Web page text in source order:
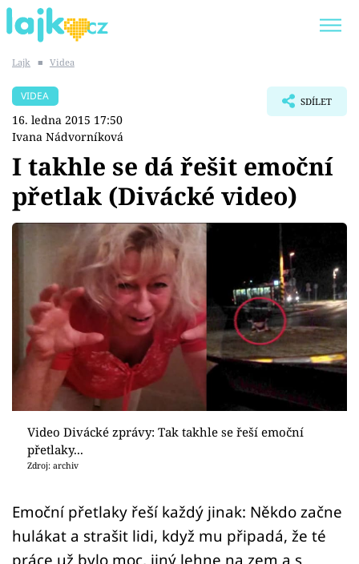
SHOPAHOLICADEL
Témata
Showbyznys
Youtubeři
Virály
Sex a vztahy
Videa
Sledujte prima+
Lajk ■ Videa
VIDEA
16. ledna 2015 17:50
Ivana Nádvorníková
SDÍLET
I takhle se dá řešit emoční
přetlak (Divácké video)
Video Divácké zprávy: Tak takhle se řeší emoční
přetlaky...
Zdroj: archiv
Emoční přetlaky řeší každý jinak: Někdo začne
hulákat a strašit lidi, když mu připadá, že té
práce už bylo moc, jiný lehne na zem a s